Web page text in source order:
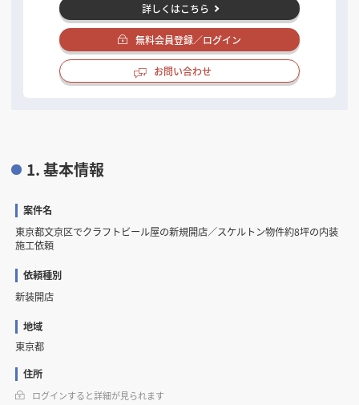
詳しくはこちら
無料会員登録／ログイン
お問い合わせ
1. 基本情報
案件名
東京都文京区でクラフトビール屋の新規開店／スケルトン物件約8坪の内装
施工依頼
依頼種別
新装開店
地域
東京都
住所
ログインすると詳細が見られます